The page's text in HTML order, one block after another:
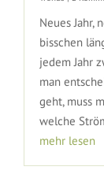
Neues Jahr,
bisschen
jedem Jahr
man
geht, muss
welche
mehr lesen